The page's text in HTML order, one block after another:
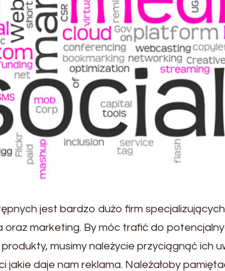
jest bardzo dużo firm
oraz marketing. By móc trafić do
musimy należycie przyciągnąć ich
jakie daje nam reklama. Należałoby